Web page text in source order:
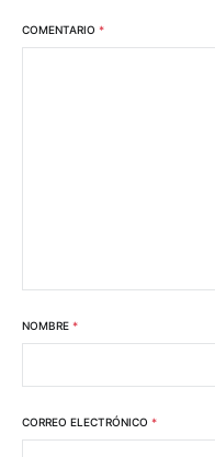
COMENTARIO *
NOMBRE *
CORREO ELECTRÓNICO *